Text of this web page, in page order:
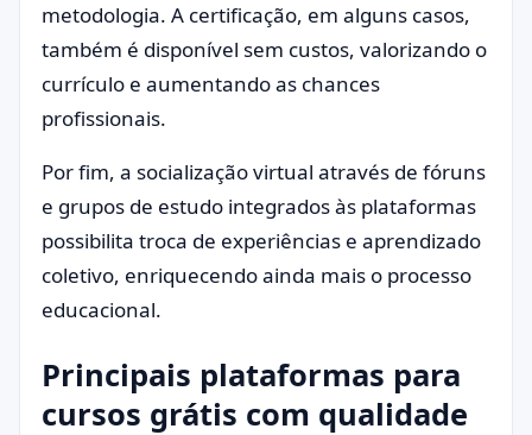
metodologia. A certificação, em alguns casos,
também é disponível sem custos, valorizando o
currículo e aumentando as chances
profissionais.
Por fim, a socialização virtual através de fóruns
e grupos de estudo integrados às plataformas
possibilita troca de experiências e aprendizado
coletivo, enriquecendo ainda mais o processo
educacional.
Principais plataformas para
cursos grátis com qualidade